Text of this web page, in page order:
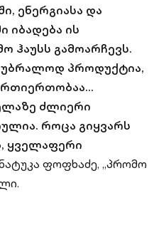
ენერგიასა და
იბადება ის
ჰაუსს გამოარჩევს.
უბრალოდ პროდუქტია,
ძლიერი
როცა გიყვარს
ყველაფერი
ფოფხაძე, „პრომო